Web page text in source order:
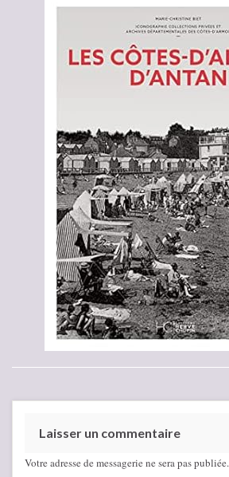
Laisser un commentaire
Votre adresse de messagerie ne sera pas publiée.